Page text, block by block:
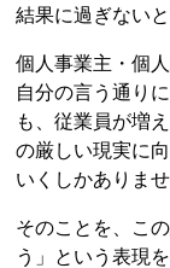
結果に過ぎない
個人事業主・個
自分の言う通り
も、従業員が増
の厳しい現実に
いくしかありませ
そのことを、こ
う」という表現